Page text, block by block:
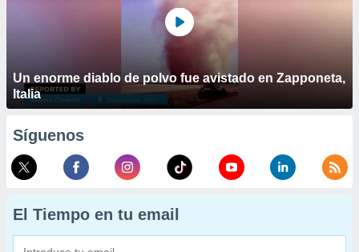
Un enorme diablo de polvo fue avistado en Zapponeta,
Italia
Síguenos
El Tiempo en tu email